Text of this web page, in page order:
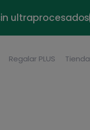
ultraprocesados
Regalar PLUS Tienda